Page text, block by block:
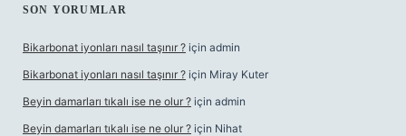
SON YORUMLAR
Bikarbonat iyonları nasıl taşınır ? için admin
Bikarbonat iyonları nasıl taşınır ? için Miray Kuter
Beyin damarları tıkalı ise ne olur ? için admin
Beyin damarları tıkalı ise ne olur ? için Nihat